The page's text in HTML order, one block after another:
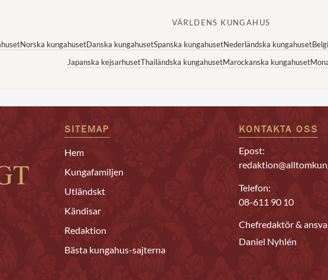
VÄRLDENS KUNGAHUS
Norska kungahusetDanska kungahusetSpanska kungahusetNederländska kungahuset
Japanska kejsarhusetThailändska kungahusetMarockanska kungahuset
SITEMAP
Hem
Kungafamiljen
Utländskt
Kändisar
Redaktion
Bästa kungahus-sajterna
KONTAKTA OSS
Epost:
Telefon:
08-611 90 10
Chefredaktör &
Daniel Nyhlén